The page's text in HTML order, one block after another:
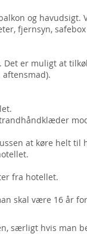
og havudsigt.
fjernsyn,
er muligt at
at køre helt til
fra hotellet.
skal være 16 år
særligt hvis man